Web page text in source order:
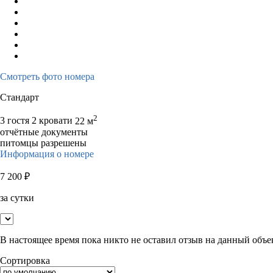
Смотреть фото номера
Стандарт
3 гостя 2 кровати 22 м2
отчётные документы
питомцы разрешены
Информация о номере
7 200 ₽
за сутки
В настоящее время пока никто не оставил отзыв на данный
Сортировка